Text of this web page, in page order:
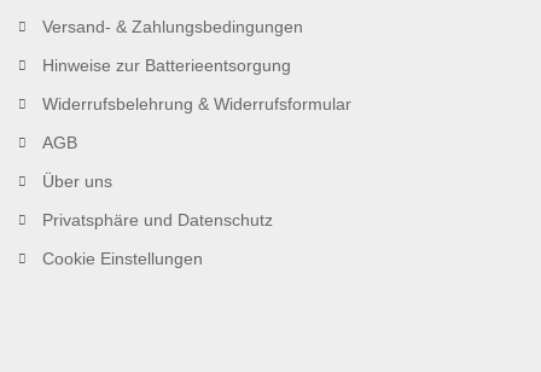
Versand- & Zahlungsbedingungen
Hinweise zur Batterieentsorgung
Widerrufsbelehrung & Widerrufsformular
AGB
Über uns
Privatsphäre und Datenschutz
Cookie Einstellungen